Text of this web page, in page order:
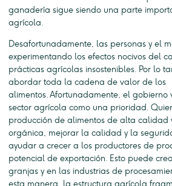
ganadería sigue siendo una parte
agrícola.
Desafortunadamente, las personas y el
experimentando los efectos nocivos del
prácticas agrícolas insostenibles. Por lo
abordar toda la cadena de valor de los
alimentos. Afortunadamente, el
sector agrícola como una prioridad.
producción de alimentos de alta calidad
orgánica, mejorar la calidad y la
ayudar a crecer a los productores de
potencial de exportación. Esto puede
granjas y en las industrias de
esta manera, la estructura agrícola